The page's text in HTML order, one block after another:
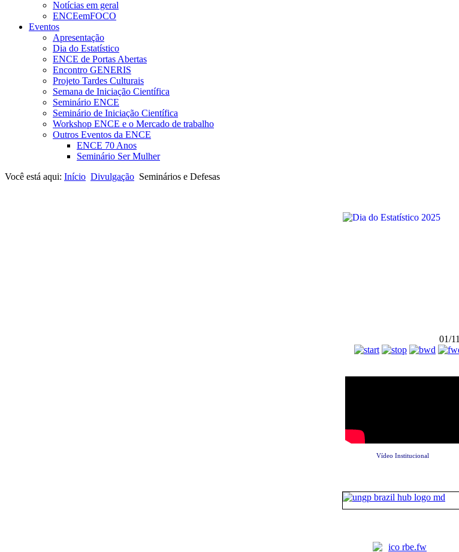
Notícias em geral
ENCEemFOCO
Eventos
Apresentação
Dia do Estatístico
ENCE de Portas Abertas
Encontro GENERIS
Projeto Tardes Culturais
Semana de Iniciação Científica
Seminário ENCE
Seminário de Iniciação Científica
Workshop ENCE e o Mercado de trabalho
Outros Eventos da ENCE
ENCE 70 Anos
Seminário Ser Mulher
Você está aqui: Início Divulgação Seminários e Defesas
01/11
Vídeo Institucional